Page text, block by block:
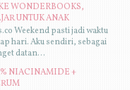
WONDERBOOKS,
UNTUK ANAK
Weekend pasti jadi waktu
hari. Aku sendiri, sebagai
datan...
NIACINAMIDE +